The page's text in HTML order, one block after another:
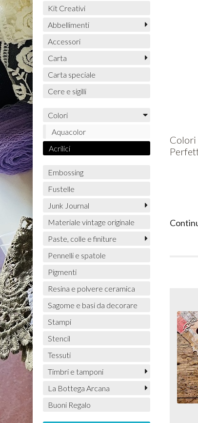
Colori
Kit Creativi
Abbellimenti
Accessori
Carta
Carta speciale
Cere e sigilli
Colori
Aquacolor
Acrilici
Embossing
Fustelle
Junk Journal
Materiale vintage originale
Paste, colle e finiture
Pennelli e spatole
Pigmenti
Resina e polvere ceramica
Sagome e basi da decorare
Stampi
Stencil
Tessuti
Timbri e tamponi
La Bottega Arcana
Buoni Regalo